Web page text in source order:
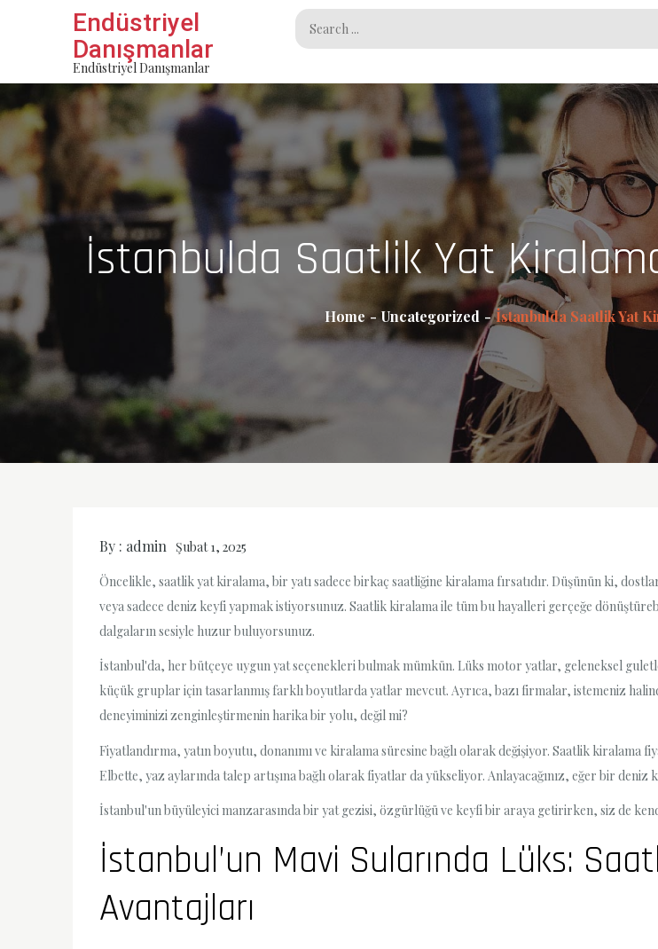
Endüstriyel
Danışmanlar
Endüstriyel Danışmanlar
Search
for:
İstanbulda Saatlik Yat
Home Uncategorized İstanbulda Saatlik Yat
By : admin Şubat 1, 2025
Öncelikle, saatlik yat kiralama, bir yatı sadece birkaç saatliğine kiralama fırsatıdır. Düşünün ki,
veya sadece deniz keyfi yapmak istiyorsunuz. Saatlik kiralama ile tüm bu hayalleri gerçeğe
dalgaların sesiyle huzur buluyorsunuz.
İstanbul'da, her bütçeye uygun yat seçenekleri bulmak mümkün. Lüks motor yatlar, geleneksel
küçük gruplar için tasarlanmış farklı boyutlarda yatlar mevcut. Ayrıca, bazı firmalar, istemeniz
deneyiminizi zenginleştirmenin harika bir yolu, değil mi?
Fiyatlandırma, yatın boyutu, donanımı ve kiralama süresine bağlı olarak değişiyor. Saatlik kiralama
Elbette, yaz aylarında talep artışına bağlı olarak fiyatlar da yükseliyor. Anlayacağınız, eğer bir deniz
İstanbul'un büyüleyici manzarasında bir yat gezisi, özgürlüğü ve keyfi bir araya getirirken, siz de
İstanbul’un Mavi Sularında Lüks:
Avantajları